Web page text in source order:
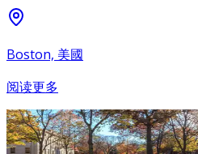
Boston, 美國
阅读更多